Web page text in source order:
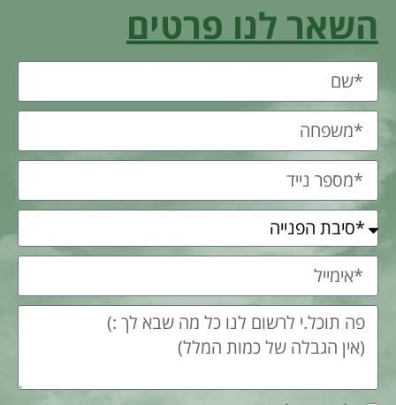
השאר לנו פרטים